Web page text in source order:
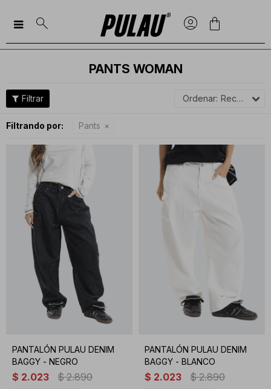

PANTS WOMAN
Recomendados
Filtrando por: Pants
PANTALÓN PULAU DENIM
BAGGY - NEGRO
$ 2.023 $ 2.890
PANTALÓN PULAU DENIM
BAGGY - BLANCO
$ 2.023 $ 2.890